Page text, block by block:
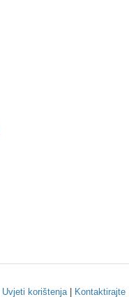
Uvjeti korištenja| Kontaktirajte